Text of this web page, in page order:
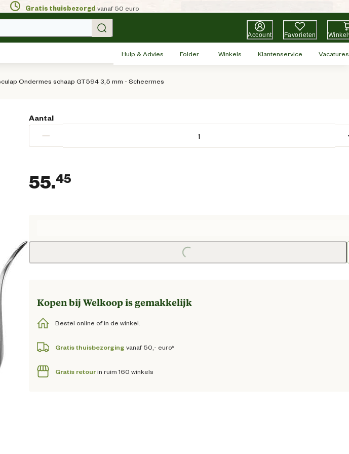
Gratis thuisbezorgd vanaf 50 euro
Account Favorieten
Hulp & Advies Folder Winkels Klantenservice Vacatures
Ondermes schaap GT594 3,5 mm - Scheermes
Aantal
−
55.45
Loading...
Kopen bij Welkoop is gemakkelijk
Bestel online of in de winkel.
Gratis thuisbezorging vanaf 50,- euro*
Gratis retourin ruim 160 winkels